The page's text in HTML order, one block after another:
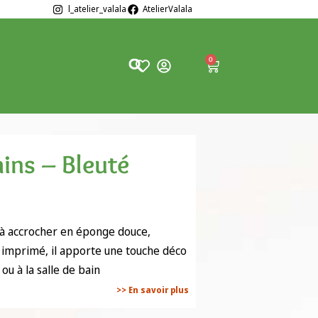
l_atelier_valala AtelierValala
0
– Bleuté
accrocher en éponge douce,
il apporte une touche déco
à la salle de bain
>> En savoir plus